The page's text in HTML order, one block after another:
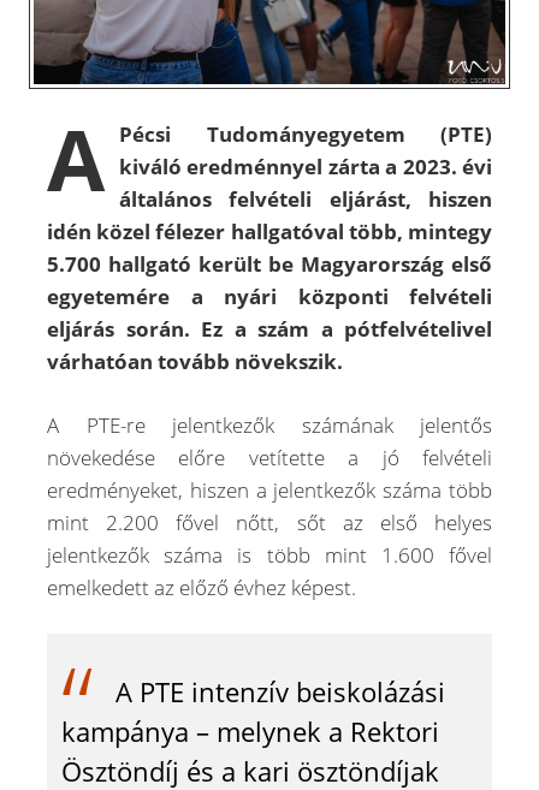
A Pécsi Tudományegyetem (PTE)
kiváló eredménnyel zárta a 2023. évi
általános felvételi eljárást, hiszen
idén közel félezer hallgatóval több, mintegy
5.700 hallgató került be Magyarország első
egyetemére a nyári központi felvételi
eljárás során. Ez a szám a pótfelvételivel
várhatóan tovább növekszik.
A PTE-re jelentkezők számának jelentős
növekedése előre vetítette a jó felvételi
eredményeket, hiszen a jelentkezők száma több
mint 2.200 fővel nőtt, sőt az első helyes
jelentkezők száma is több mint 1.600 fővel
emelkedett az előző évhez képest.
A PTE intenzív beiskolázási
kampánya – melynek a Rektori
Ösztöndíj és a kari ösztöndíjak